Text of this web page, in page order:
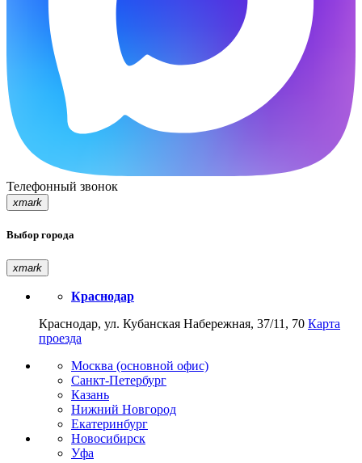
Телефонный звонок
xmark
Выбор города
xmark
Краснодар
Краснодар, ул. Кубанская Набережная, 37/11, 70 Карта
проезда
Москва (основной офис)
Санкт-Петербург
Казань
Нижний Новгород
Екатеринбург
Новосибирск
Уфа